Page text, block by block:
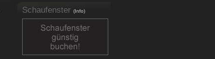
Schaufenster (Info)